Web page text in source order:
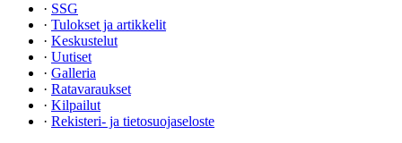
· SSG
· Tulokset ja artikkelit
· Keskustelut
· Uutiset
· Galleria
· Ratavaraukset
· Kilpailut
· Rekisteri- ja tietosuojaseloste